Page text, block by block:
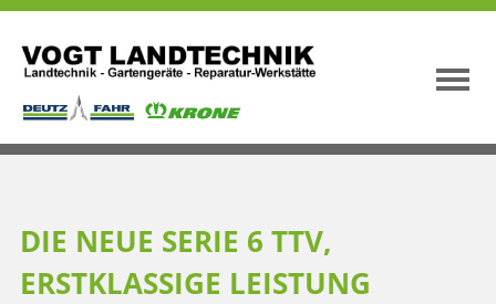
DIE NEUE SERIE 6 TTV,
ERSTKLASSIGE LEISTUNG